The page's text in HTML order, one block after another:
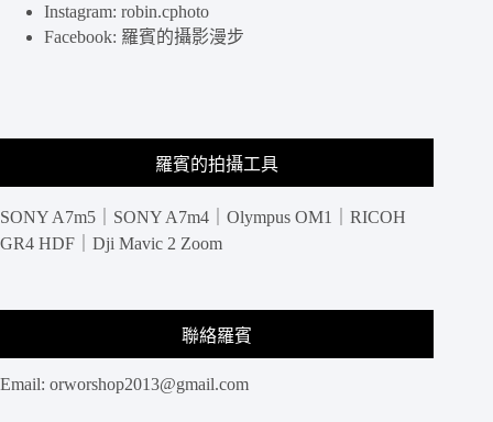
Instagram: robin.cphoto
Facebook: 羅賓的攝影漫步
羅賓的拍攝工具
SONY A7m5｜SONY A7m4｜Olympus OM1｜RICOH
GR4 HDF｜Dji Mavic 2 Zoom
聯絡羅賓
Email: orworshop2013@gmail.com